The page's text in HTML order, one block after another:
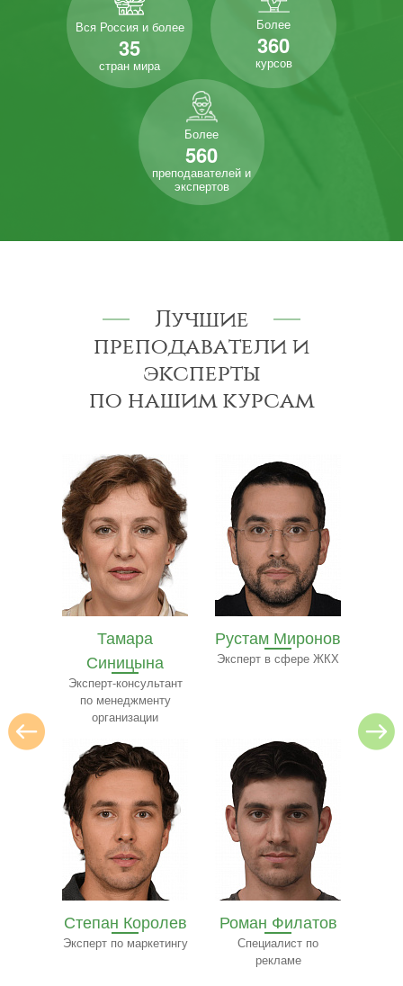
Вся Россия и более
35
стран мира
Более
360
курсов
Более
560
преподавателей и
экспертов
Лучшие
преподаватели и
эксперты
по нашим курсам
Рустам Миронов
Эксперт в сфере ЖКХ
Роман Филатов
Специалист по
Полина Ильина
Преподаватель
Павел
Трофимов
Эксперт-консультант